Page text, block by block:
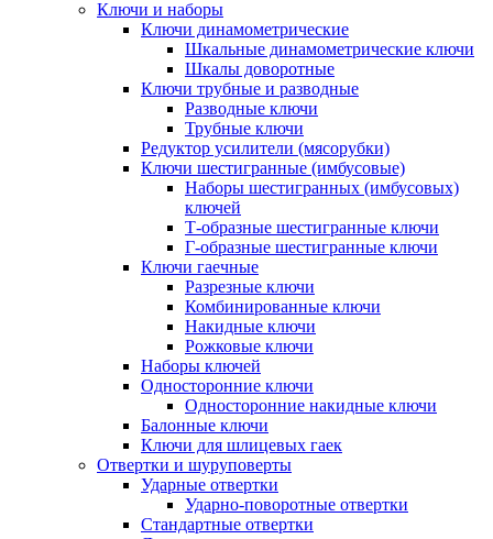
Ключи и наборы
Ключи динамометрические
Шкальные динамометрические ключи
Шкалы доворотные
Ключи трубные и разводные
Разводные ключи
Трубные ключи
Редуктор усилители (мясорубки)
Ключи шестигранные (имбусовые)
Наборы шестигранных (имбусовых)
ключей
Т-образные шестигранные ключи
Г-образные шестигранные ключи
Ключи гаечные
Разрезные ключи
Комбинированные ключи
Накидные ключи
Рожковые ключи
Наборы ключей
Односторонние ключи
Односторонние накидные ключи
Балонные ключи
Ключи для шлицевых гаек
Отвертки и шуруповерты
Ударные отвертки
Ударно-поворотные отвертки
Стандартные отвертки